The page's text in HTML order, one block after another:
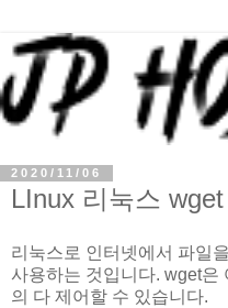
2020/11/06
LInux 리눅스
리눅스로 인터넷에서 파일
사용하는 것입니다. wget은
의 다 제어할 수 있습니다.